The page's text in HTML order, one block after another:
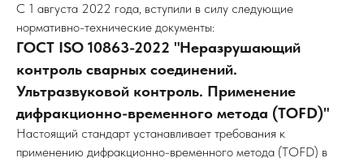
С 1 августа 2022 года, вступили в силу следующие
нормативно-технические документы:
ГОСТ ISO 10863-2022 "Неразрушающий
контроль сварных соединений.
Ультразвуковой контроль. Применение
дифракционно-временного метода (TOFD)"
Настоящий стандарт устанавливает требования к
применению дифракционно-временного метода (TOFD) в